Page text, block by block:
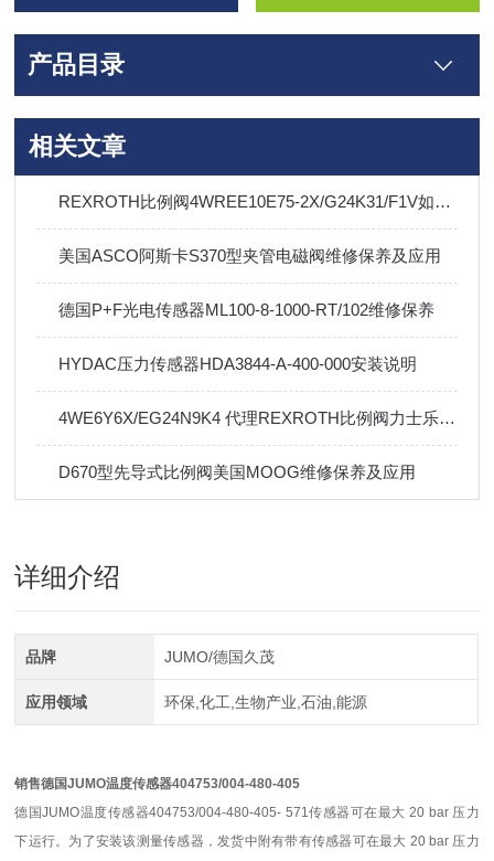
产品目录
相关文章
REXROTH比例阀4WREE10E75-2X/G24K31/F1V如何选型
美国ASCO阿斯卡S370型夹管电磁阀维修保养及应用
德国P+F光电传感器ML100-8-1000-RT/102维修保养
HYDAC压力传感器HDA3844-A-400-000安装说明
4WE6Y6X/EG24N9K4 代理REXROTH比例阀力士乐阀现货
D670型先导式比例阀美国MOOG维修保养及应用
详细介绍
品牌 JUMO/德国久茂
应用领域 环保,化工,生物产业,石油,能源
销售德国JUMO温度传感器404753/004-480-405
德国JUMO温度传感器404753/004-480-405- 571传感器可在最大 20 bar 压力
下运行。为了安装该测量传感器，发货中附有带有传感器可在最大 20 bar 压力